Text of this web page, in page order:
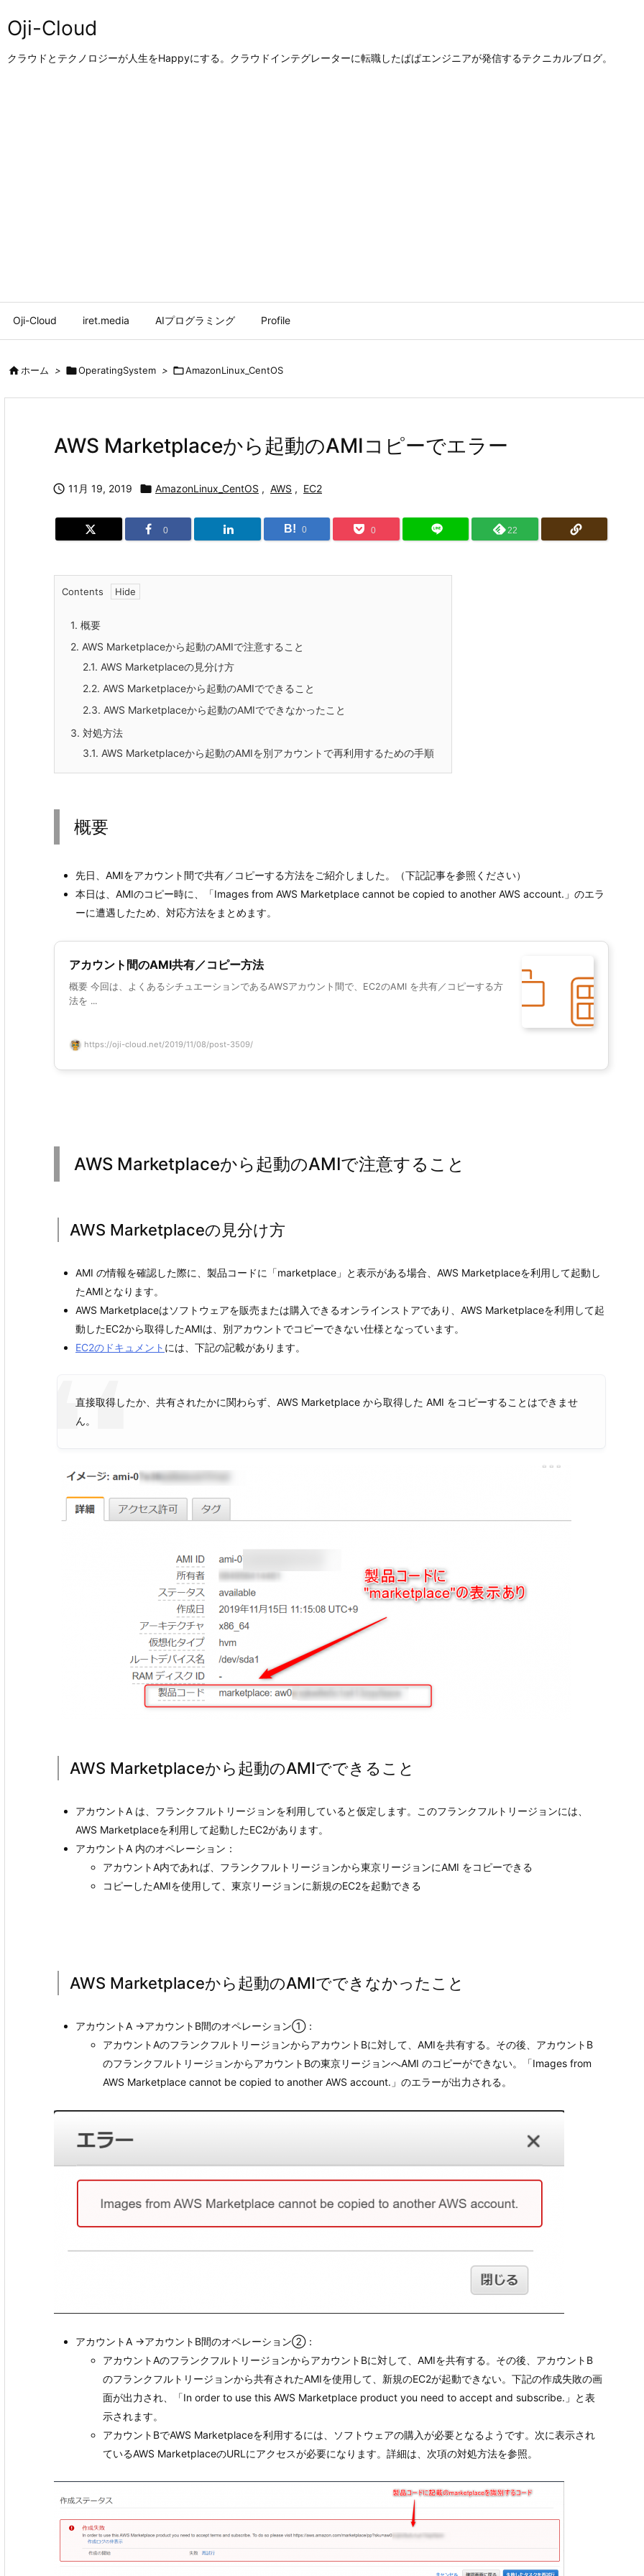
Oji-Cloud
クラウドとテクノロジーが人生をHappyにする。クラウドインテグレーターに転職したぱぱエンジニアが発信するテクニカルブログ。
Oji-Cloud iret.media AIプログラミング Profile
ホーム > OperatingSystem > AmazonLinux_CentOS
AWS Marketplaceから起動のAMIコピーでエラー
 11月 19, 2019  AmazonLinux_CentOS , AWS , EC2
0 B! 0 0 22
Contents
1. 概要
2. AWS Marketplaceから起動のAMIで注意すること
2.1. AWS Marketplaceの見分け方
2.2. AWS Marketplaceから起動のAMIでできること
2.3. AWS Marketplaceから起動のAMIでできなかったこと
3. 対処方法
3.1. AWS Marketplaceから起動のAMIを別アカウントで再利用するための手順
概要
先日、AMIをアカウント間で共有／コピーする方法をご紹介しました。（下記記事を参照ください）
本日は、AMIのコピー時に、「Images from AWS Marketplace cannot be copied to another AWS account.」のエラ
ーに遭遇したため、対応方法をまとめます。
アカウント間のAMI共有／コピー方法
概要 今回は、よくあるシチュエーションであるAWSアカウント間で、EC2のAMI を共有／コピーする方
法を ...
https://oji-cloud.net/2019/11/08/post-3509/
AWS Marketplaceから起動のAMIで注意すること
AWS Marketplaceの見分け方
AMI の情報を確認した際に、製品コードに「marketplace」と表示がある場合、AWS Marketplaceを利用して起動し
たAMIとなります。
AWS Marketplaceはソフトウェアを販売または購入できるオンラインストアであり、AWS Marketplaceを利用して起
動したEC2から取得したAMIは、別アカウントでコピーできない仕様となっています。
EC2のドキュメント には、下記の記載があります。
直接取得したか、共有されたかに関わらず、AWS Marketplace から取得した AMI をコピーすることはできませ
ん。
AWS Marketplaceから起動のAMIでできること
アカウントA は、フランクフルトリージョンを利用していると仮定します。このフランクフルトリージョンには、
AWS Marketplaceを利用して起動したEC2があります。
アカウントA 内のオペレーション：
アカウントA内であれば、フランクフルトリージョンから東京リージョンにAMI をコピーできる
コピーしたAMIを使用して、東京リージョンに新規のEC2を起動できる
AWS Marketplaceから起動のAMIでできなかったこと
アカウントA →アカウントB間のオペレーション①：
アカウントAのフランクフルトリージョンからアカウントBに対して、AMIを共有する。その後、アカウントB
のフランクフルトリージョンからアカウントBの東京リージョンへAMI のコピーができない。「Images from
AWS Marketplace cannot be copied to another AWS account.」のエラーが出力される。
アカウントA →アカウントB間のオペレーション②：
アカウントAのフランクフルトリージョンからアカウントBに対して、AMIを共有する。その後、アカウントB
のフランクフルトリージョンから共有されたAMIを使用して、新規のEC2が起動できない。下記の作成失敗の画
面が出力され、「In order to use this AWS Marketplace product you need to accept and subscribe.」と表
示されます。
アカウントBでAWS Marketplaceを利用するには、ソフトウェアの購入が必要となるようです。次に表示され
ているAWS MarketplaceのURLにアクセスが必要になります。詳細は、次項の対処方法を参照。